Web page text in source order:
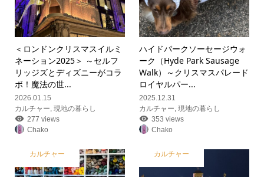
＜ロンドンクリスマスイルミ
ネーション2025＞ ～セルフ
リッジズとディズニーがコラ
ボ！魔法の世...
2026.01.15
カルチャー 現地の暮らし
277 views
Chako
ハイドパークソーセージウォ
ーク（Hyde Park Sausage
Walk）～クリスマスパレード
ロイヤルパー...
2025.12.31
カルチャー ,現地の暮らし
353 views
Chako
カルチャー カルチャー